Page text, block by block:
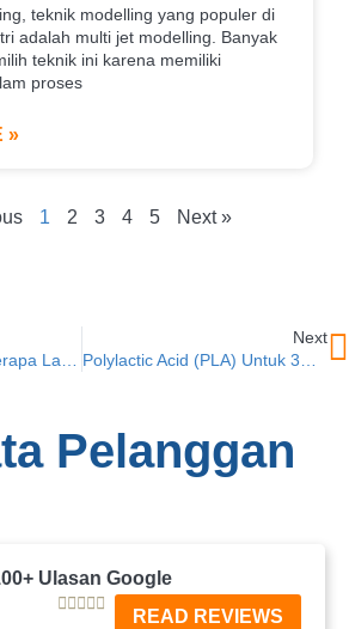
teknik modelling yang populer di
adalah multi jet modelling. Banyak
teknik ini karena memiliki
proses
»
1 2 3 4 5 Next »
Next
Pelanggan
Ulasan Google

READ REVIEWS